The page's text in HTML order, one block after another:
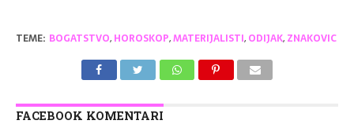
TEME: BOGATSTVO, HOROSKOP,MATERIJALISTI, ODIJAK, ZNAKOVIC
FACEBOOK KOMENTARI